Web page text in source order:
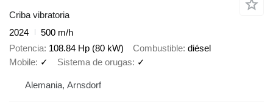
Criba vibratoria
2024
500 m/h
Potencia 108.84 Hp (80 kW) Combustible diésel
Mobile ✓ Sistema de orugas ✓
Alemania, Arnsdorf